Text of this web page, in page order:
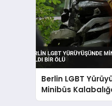
Berlin LGBT
Minibüs
Ölü